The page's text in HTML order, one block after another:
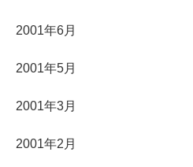
2001年6月
2001年5月
2001年3月
2001年2月